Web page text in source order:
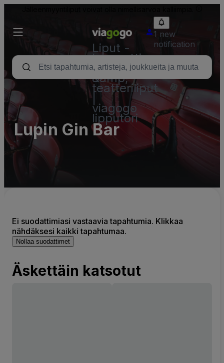
Liput -
konsertti,
urheilu
&amp;
teatteriliput
viagogo
lipputori
1 new
notification
Lupin Gin Bar
Ei suodattimiasi vastaavia tapahtumia. Klikkaa
nähdäksesi kaikki tapahtumaa.
Nollaa suodattimet
Äskettäin katsotut